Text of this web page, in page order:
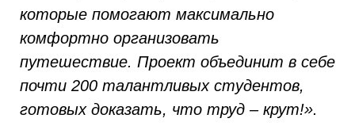
которые помогают максимально
комфортно организовать
путешествие. Проект объединит в себе
почти 200 талантливых студентов,
готовых доказать, что труд – крут!».